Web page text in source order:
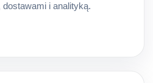
dostawami i analityką.